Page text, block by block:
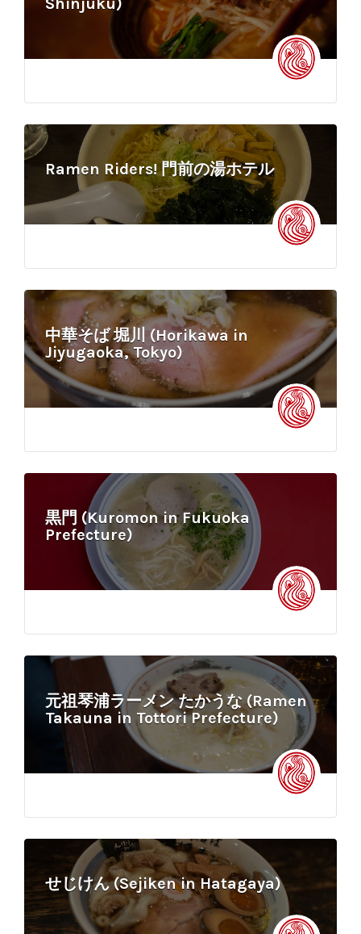
Ramen Riders! 門前の湯ホテル
中華そば 堀川 (Horikawa in
Jiyugaoka, Tokyo)
黒門 (Kuromon in Fukuoka
Prefecture)
元祖琴浦ラーメン たかうな (Ramen
Takauna in Tottori Prefecture)
せじけん (Sejiken in Hatagaya)